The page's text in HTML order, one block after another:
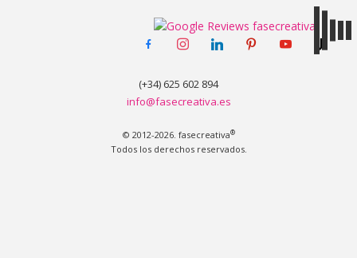
facebook-instagramlinkedin pinterestyoutube tiktok
(+34) 625 602 894
info@fasecreativa.es
© 2012-2026. fasecreativa®
Todos los derechos reservados.